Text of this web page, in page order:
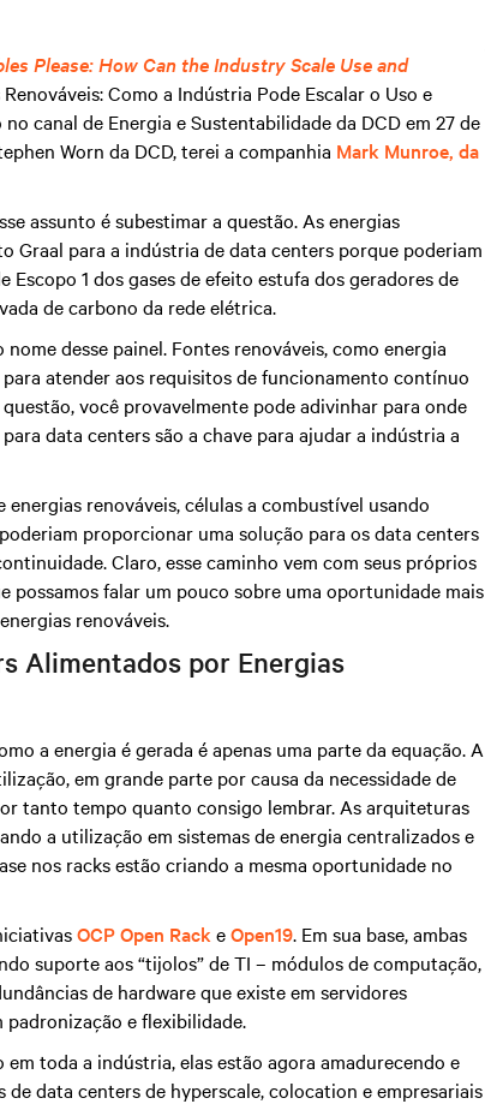
Please: How Can the Industry Scale Use and
Como a Indústria Pode Escalar o Uso e
canal de Energia e Sustentabilidade da DCD em 27 de
Worn da DCD, terei a companhia Mark Munroe, da
assunto é subestimar a questão. As energias
Graal para a indústria de data centers porque poderiam
1 dos gases de efeito estufa dos geradores de
de carbono da rede elétrica.
desse painel. Fontes renováveis, como energia
atender aos requisitos de funcionamento contínuo
você provavelmente pode adivinhar para onde
data centers são a chave para ajudar a indústria a
renováveis, células a combustível usando
proporcionar uma solução para os data centers
Claro, esse caminho vem com seus próprios
possamos falar um pouco sobre uma oportunidade mais
renováveis.
Alimentados por Energias
a energia é gerada é apenas uma parte da equação. A
em grande parte por causa da necessidade de
tanto tempo quanto consigo lembrar. As arquiteturas
a utilização em sistemas de energia centralizados e
nos racks estão criando a mesma oportunidade no
OCP Open Rack eOpen19. Em sua base, ambas
suporte aos “tijolos” de TI – módulos de computação,
de hardware que existe em servidores
e flexibilidade.
toda a indústria, elas estão agora amadurecendo e
data centers de hyperscale, colocation e empresariais